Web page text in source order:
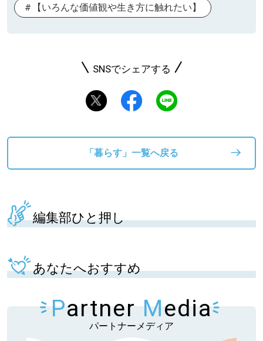
【いろんな価値観や生き方に触れたい】
SNSでシェアする
「暮らす」一覧へ戻る
編集部ひと押し
あなたへおすすめ
Partner Media
パートナーメディア